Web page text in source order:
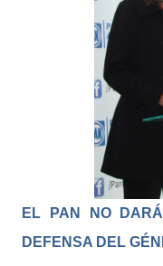
EL PAN NO
DEFENSA DEL